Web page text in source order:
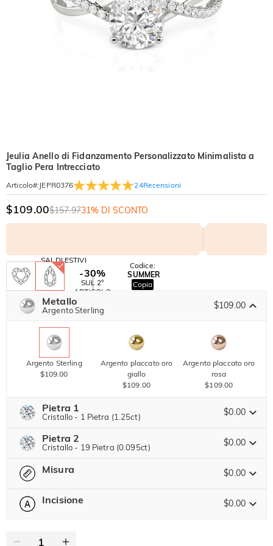
Jeulia Anello di Fidanzamento Personalizzato Minimalista a
Taglio Pera Intrecciato
Articolo#: JEPR0376 24Recensioni
$109.00$157.9731% DI SCONTO
SALDI ESTIVI
-10%
SU TUTTO
-30%
SUL 2°
ARTICOLO
Codice:
SUMMER
Copia
Metallo
Argento Sterling $109.00
Argento Sterling
$109.00
Argento placcato oro
giallo
$109.00
Argento placcato oro
rosa
$109.00
Pietra 1
Cristallo - 1 Pietra (1.25ct) $0.00
Pietra preziosa di Jeulia
$350.00
Pietra di Jeulia
Pietra 2
Cristallo - 19 Pietra (0.095ct) $0.00
Pietra preziosa di Jeulia
Misura $0.00
-- Seleziona -- Guida alle Taglie
Incisione $0.00